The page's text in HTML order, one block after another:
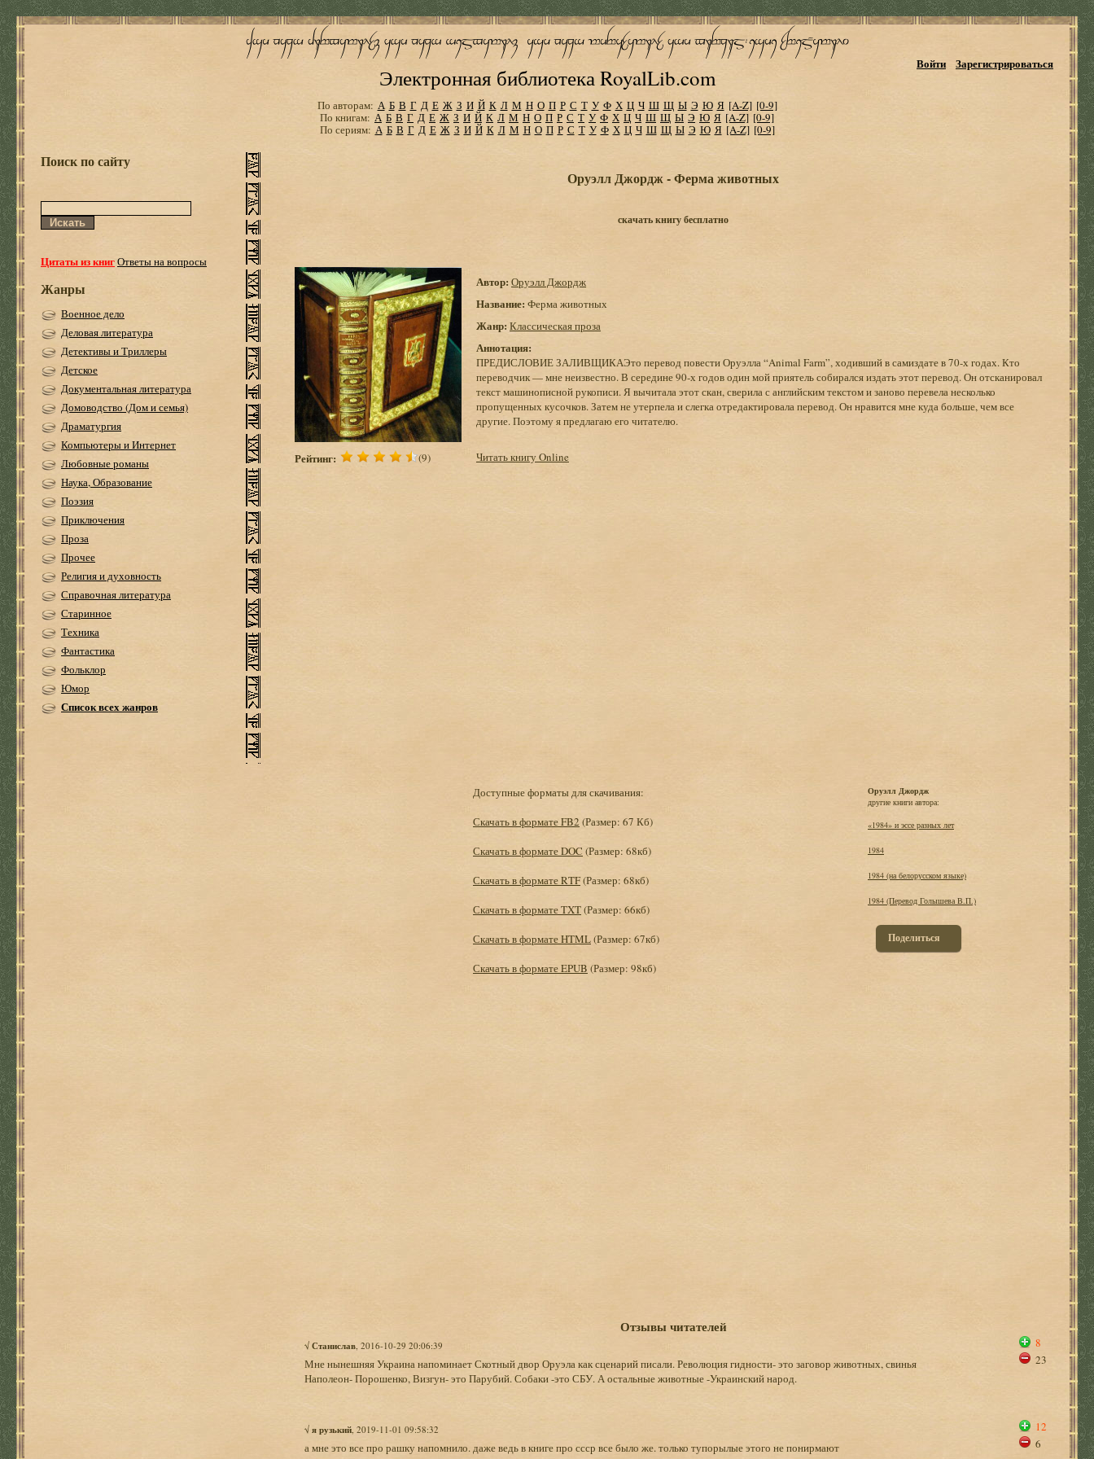
Электронная библиотека RoyalLib.com
Войти Зарегистрироваться
По авторам: А Б В Г Д Е Ж З И Й К Л М Н О П Р С Т У Ф Х Ц Ч Ш Щ Ы Э Ю Я [A-Z] [0-9]
По книгам: А Б В Г Д Е Ж З И Й К Л М Н О П Р С Т У Ф Х Ц Ч Ш Щ Ы Э Ю Я [A-Z] [0-9]
По сериям: А Б В Г Д Е Ж З И Й К Л М Н О П Р С Т У Ф Х Ц Ч Ш Щ Ы Э Ю Я [A-Z] [0-9]
Поиск по сайту
Цитаты из книгОтветы на вопросы
Жанры
Военное дело
Деловая литература
Детективы и Триллеры
Детское
Документальная литература
Домоводство (Дом и семья)
Драматургия
Компьютеры и Интернет
Любовные романы
Наука, Образование
Поэзия
Приключения
Проза
Прочее
Религия и духовность
Справочная литература
Старинное
Техника
Фантастика
Фольклор
Юмор
Список всех жанров
Оруэлл Джордж - Ферма животных
скачать книгу бесплатно
Рейтинг: (9)
Автор: Оруэлл Джордж
Название: Ферма животных
Жанр: Классическая проза
Аннотация:
ПРЕДИСЛОВИЕ ЗАЛИВЩИКАЭто перевод повести Оруэлла “Animal Farm”, ходивший в самиздате в 70-х годах. Кто
переводчик — мне неизвестно. В середине 90-х годов один мой приятель собирался издать этот перевод. Он отсканировал
текст машинописной рукописи. Я вычитала этот скан, сверила с английским текстом и заново перевела несколько
пропущенных кусочков. Затем не утерпела и слегка отредактировала перевод. Он нравится мне куда больше, чем все
другие. Поэтому я предлагаю его читателю.
Читать книгу Online
Доступные форматы для скачивания:
Скачать в формате FB2 (Размер: 67 Кб)
Скачать в формате DOC (Размер: 68кб)
Скачать в формате RTF(Размер: 68кб)
Скачать в формате TXT(Размер: 66кб)
Скачать в формате HTML(Размер: 67кб)
Скачать в формате EPUB (Размер: 98кб)
Оруэлл Джордж
другие книги автора:
«1984» и эссе разных лет
1984
1984 (на белорусском языке)
1984 (Перевод Голышева В.П.)
Поделиться
Отзывы читателей
√ Станислав, 2016-10-29 20:06:39
Мне нынешняя Украина напоминает Скотный двор Оруэла как сценарий писали. Революция гидности- это заговор животных, свинья
Наполеон- Порошенко, Визгун- это Парубий. Собаки -это СБУ. А остальные животные -Украинский народ.
8
23
√ я рузький, 2019-11-01 09:58:32
а мне это все про рашку напомнило. даже ведь в книге про ссср все было же. только тупорылые этого не понирмают
12
6